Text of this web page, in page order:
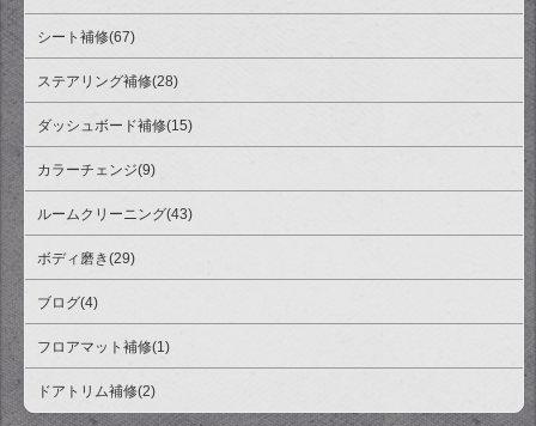
シート補修(67)
ステアリング補修(28)
ダッシュボード補修(15)
カラーチェンジ(9)
ルームクリーニング(43)
ボディ磨き(29)
ブログ(4)
フロアマット補修(1)
ドアトリム補修(2)